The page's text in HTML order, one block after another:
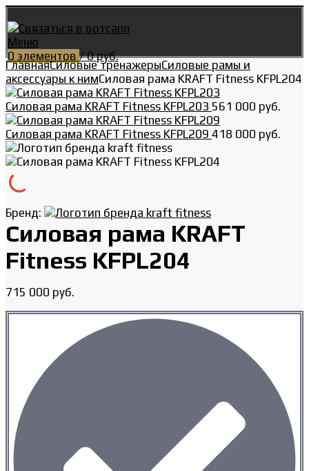
Меню
0 элементов / 0руб.
ГлавнаяСиловые тренажерыСиловые рамы и
аксессуары к нимСиловая рама KRAFT Fitness KFPL204
Силовая рама KRAFT Fitness KFPL203 561 000 руб.
Силовая рама KRAFT Fitness KFPL209 418 000 руб.
Бренд:
Силовая рама KRAFT
Fitness KFPL204
715 000 руб.